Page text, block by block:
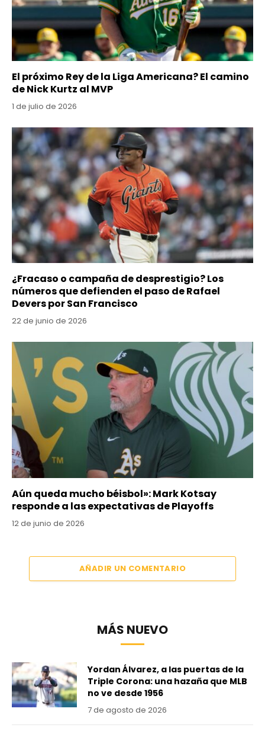
El próximo Rey de la Liga Americana? El camino
de Nick Kurtz al MVP
1 de julio de 2026
¿Fracaso o campaña de desprestigio? Los
números que defienden el paso de Rafael
Devers por San Francisco
22 de junio de 2026
Aún queda mucho béisbol»: Mark Kotsay
responde a las expectativas de Playoffs
12 de junio de 2026
AÑADIR UN COMENTARIO
MÁS NUEVO
Yordan Álvarez, a las puertas de la
Triple Corona: una hazaña que MLB
no ve desde 1956
7 de agosto de 2026